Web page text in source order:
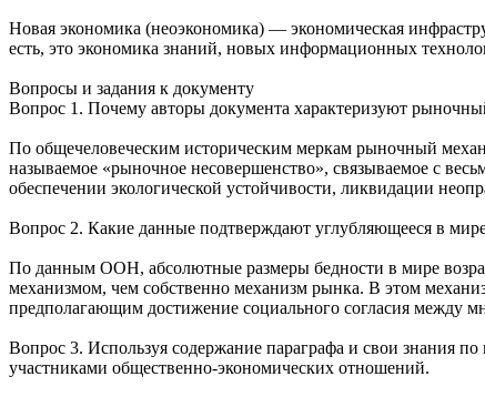
Новая экономика (неоэкономика) — экономическая
есть, это экономика знаний, новых информационных
Вопросы и задания к документу
Вопрос 1. Почему авторы документа характеризуют
По общечеловеческим историческим меркам рыночный
называемое «рыночное несовершенство», связываемое с
обеспечении экологической устойчивости, ликвидации
Вопрос 2. Какие данные подтверждают углубляющееся в
По данным ООН, абсолютные размеры бедности в мире
механизмом, чем собственно механизм рынка. В этом
предполагающим достижение социального согласия между
Вопрос 3. Используя содержание параграфа и свои знания
участниками общественно-экономических отношений.